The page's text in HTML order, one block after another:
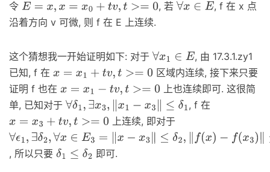
令 E= x,x =x 0+tv t>=0 , 若∀x ∈ E , f 在 x 点
沿着方向 v 可微, 则 f 在 E 上连续.
这个猜想我一开始证明如下: 对于 ∀x1 ∈ E
, 由 17.3.1.zy1
已知, f 在 x= x1 +tv t>=0
区域内连续, 接下来只要
证明 f 也在 x= x1 −tv t>=0
上也连续即可. 这很简
单, 已知对于 ∀δ1, ∃x3, x1− x3 ‖≤δ
, f 在
x= x3 +tv ,t>=0
上连续, 即对于
∀ϵ1, ∃δ2, ∀x ∈ E3= x− x3‖ ≤δ 2,‖ ( x)
−f(x3)‖≤ϵ1
, 所以只要 δ1 ≤δ2 即可.